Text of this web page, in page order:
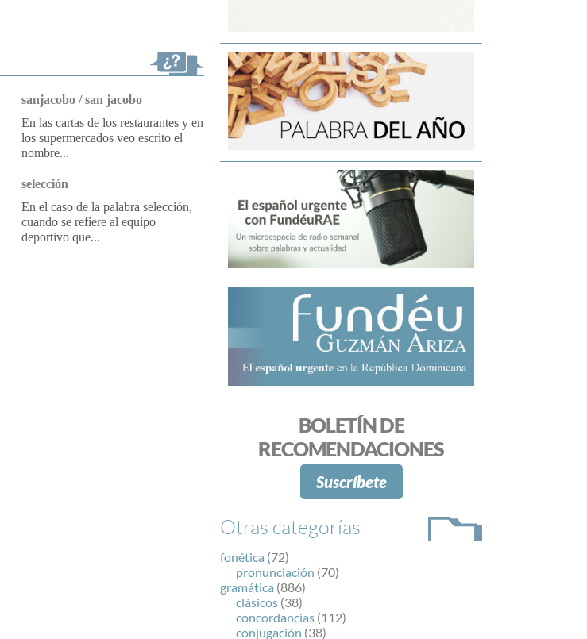
sanjacobo / san jacobo
En las cartas de los restaurantes y en
los supermercados veo escrito el
nombre...
selección
En el caso de la palabra selección,
cuando se refiere al equipo
deportivo que...
BOLETÍN DE
RECOMENDACIONES
Suscríbete
Otras categorías
fonética (72)
pronunciación (70)
gramática (886)
clásicos (38)
concordancias (112)
conjugación (38)